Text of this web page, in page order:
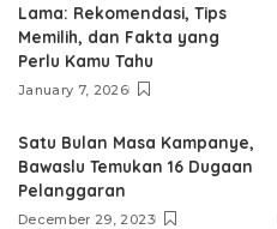
Lama: Rekomendasi, Tips
Memilih, dan Fakta yang
Perlu Kamu Tahu
January 7, 2026
Satu Bulan Masa Kampanye,
Bawaslu Temukan 16 Dugaan
Pelanggaran
December 29, 2023